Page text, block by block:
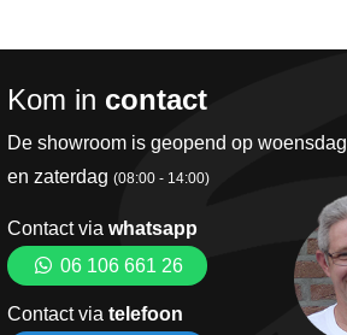
Kom in contact
De showroom is geopend op woensdag
en zaterdag (08:00 - 14:00)
Contact via whatsapp
06 106 661 26
Contact via telefoon